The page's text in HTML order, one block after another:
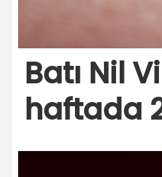
Batı Nil
haftada